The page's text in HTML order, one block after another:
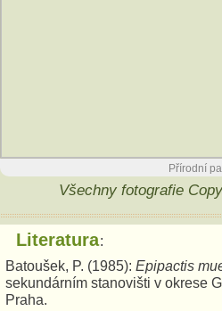
Přírodní
Všechny fotografie
Literatura:
Batoušek, P. (1985): Epipactis
sekundárním stanovišti v okrese
Praha.